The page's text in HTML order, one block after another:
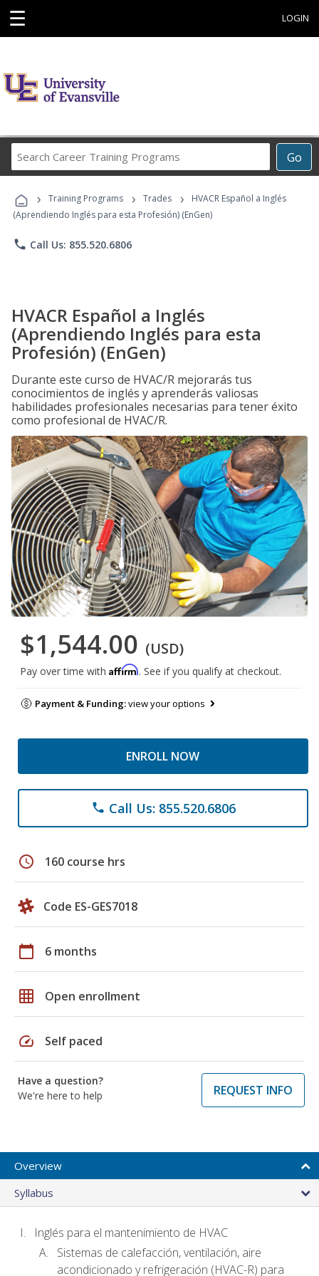
☰ LOGIN
Go
Career
Programs
› Training Programs › Trades ›
HVACR Español a Inglés
(Aprendiendo Inglés para esta Profesión) (EnGen)
phone Call Us: 855.520.6806
HVACR Español a Inglés
(Aprendiendo Inglés para esta
Profesión) (EnGen)
Durante este curso de HVAC/R mejorarás tus
conocimientos de inglés y aprenderás valiosas
habilidades profesionales necesarias para tener éxito
como profesional de HVAC/R.
$1,544.00 (USD)
Pay over time with Affirm. See if you qualify at checkout.
Payment & Funding:view your options
ENROLL NOW
phone Call Us: 855.520.6806
schedule 160 course hrs
Code ES-GES7018
calendar_today 6 months
grid_on Open enrollment
speed Self paced
Have a question?
We're here to help
REQUEST INFO
Overview
Syllabus
Inglés para el mantenimiento de HVAC
Sistemas de calefacción, ventilación, aire
acondicionado y refrigeración (HVAC-R) para